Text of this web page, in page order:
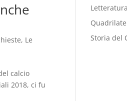
, Le
calcio
2018, ci fu
Storia del